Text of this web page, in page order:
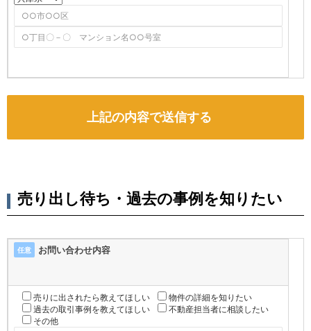
売り出し待ち・過去の事例を知りたい
任意 お問い合わせ内容
売りに出されたら教えてほしい
物件の詳細を知りたい
過去の取引事例を教えてほしい
不動産担当者に相談したい
その他